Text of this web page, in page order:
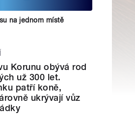
na jednom místě
Korunu obývá rod
už 300 let.
patří koně,
ukrývají vůz